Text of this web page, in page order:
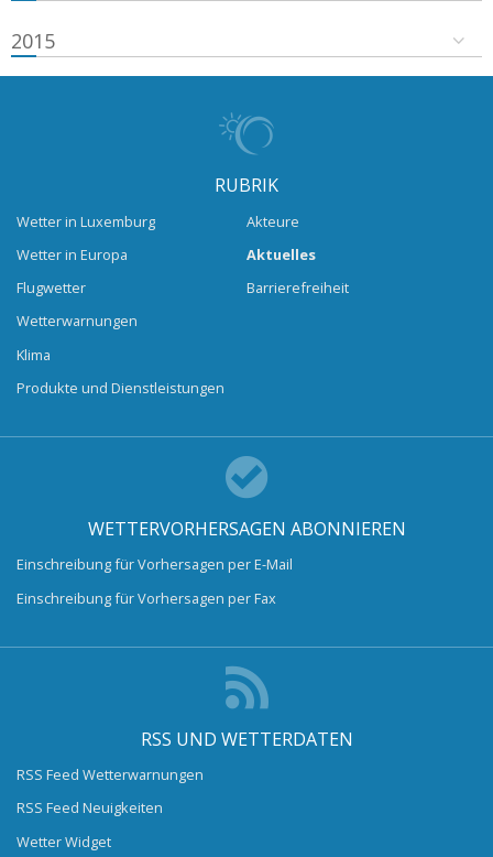
2015
RUBRIK
Wetter in Luxemburg
Wetter in Europa
Flugwetter
Wetterwarnungen
Klima
Produkte und Dienstleistungen
Akteure
Aktuelles
Barrierefreiheit
WETTERVORHERSAGEN ABONNIEREN
Einschreibung für Vorhersagen per E-Mail
Einschreibung für Vorhersagen per Fax
RSS UND WETTERDATEN
RSS Feed Wetterwarnungen
RSS Feed Neuigkeiten
Wetter Widget